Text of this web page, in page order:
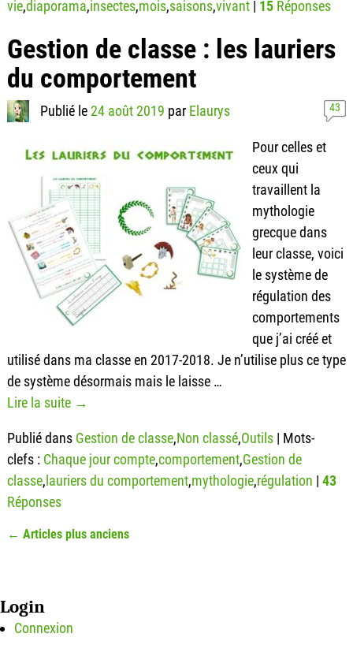
vie,diaporama,insectes,mois,saisons,vivant| 15Réponses
Gestion de classe : les lauriers
du comportement
Publié le 24 août 2019 par Elaurys 43
Pour celles et
ceux qui
travaillent la
mythologie
grecque dans
leur classe, voici
le système de
régulation des
comportements
que j’ai créé et
utilisé dans ma classe en 2017-2018. Je n’utilise plus ce type
de système désormais mais le laisse …
Lire la suite →
Publié dans Gestion de classe,Non classé,Outils| Mots-
clefs : Chaque jour compte,comportement,Gestion de
classe,lauriers du comportement,mythologie,régulation | 43
Réponses
← Articles plus anciens
Login
Connexion